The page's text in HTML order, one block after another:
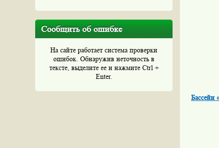
Сообщить об ошибке
На сайте работает система проверки
ошибок. Обнаружив неточность в
тексте, выделите ее и нажмите Ctrl +
Enter.
Бассейн